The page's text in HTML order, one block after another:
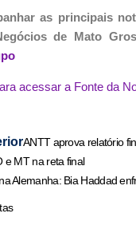
as principais
de Mato
acessar a Fonte da
ANTT aprova relatório
e MT na reta final
Alemanha: Bia Haddad